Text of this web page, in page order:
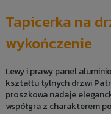
Tapicerka na
wykończenie
Lewy i prawy panel
kształtu tylnych drzwi
proszkowa nadaje
współgra z charakterem